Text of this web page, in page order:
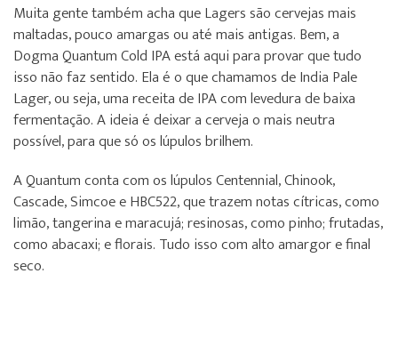
Muita gente também acha que Lagers são cervejas mais
maltadas, pouco amargas ou até mais antigas. Bem, a
Dogma Quantum Cold IPA está aqui para provar que tudo
isso não faz sentido. Ela é o que chamamos de India Pale
Lager, ou seja, uma receita de IPA com levedura de baixa
fermentação. A ideia é deixar a cerveja o mais neutra
possível, para que só os lúpulos brilhem.
A Quantum conta com os lúpulos Centennial, Chinook,
Cascade, Simcoe e HBC522, que trazem notas cítricas, como
limão, tangerina e maracujá; resinosas, como pinho; frutadas,
como abacaxi; e florais. Tudo isso com alto amargor e final
seco.